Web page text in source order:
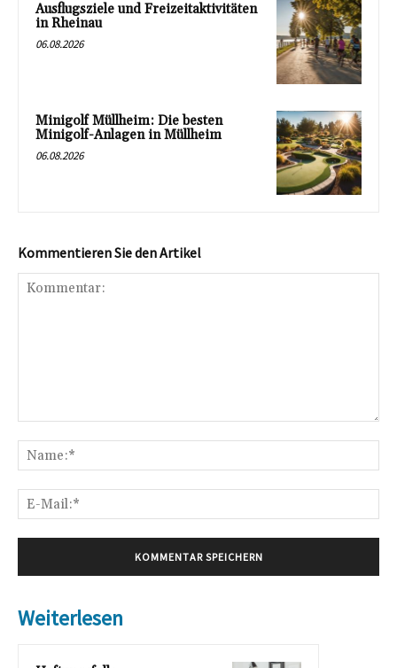
Ausflugsziele und Freizeitaktivitäten
in Rheinau
06.08.2026
Minigolf Müllheim: Die besten
Minigolf-Anlagen in Müllheim
06.08.2026
Kommentieren Sie den Artikel
Weiterlesen